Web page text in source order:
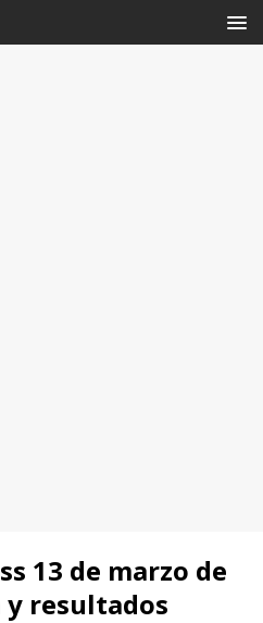
13 de marzo de
y resultados